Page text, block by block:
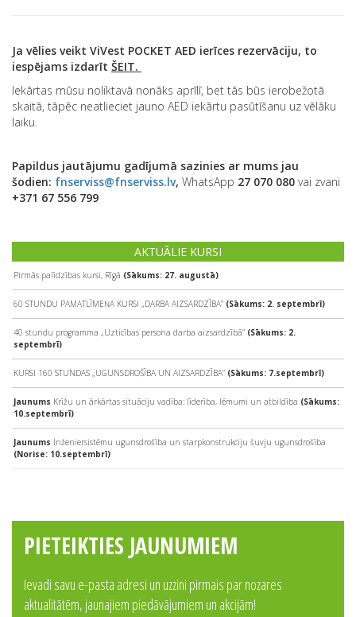
Ja vēlies veikt ViVest POCKET AED ierīces rezervāciju, to
iespējams izdarīt ŠEIT.
Iekārtas mūsu noliktavā nonāks aprīlī, bet tās būs ierobežotā
skaitā, tāpēc neatlieciet jauno AED iekārtu pasūtīšanu uz vēlāku
laiku.
Papildus jautājumu gadījumā sazinies ar mums jau
šodien: fnserviss@fnserviss.lv, WhatsApp 27 070 080 vai zvani
+371 67 556 799
AKTUĀLIE KURSI
Pirmās palīdzības kursi, Rīgā (Sākums: 27. augustā)
60 STUNDU PAMATLĪMEŅA KURSI „DARBA AIZSARDZĪBA” (Sākums: 2. septembrī)
40 stundu programma „Uzticības persona darba aizsardzībā” (Sākums: 2.
septembrī)
KURSI 160 STUNDAS „UGUNSDROŠĪBA UN AIZSARDZĪBA” (Sākums: 7.septembrī)
Jaunums Krīžu un ārkārtas situāciju vadība: līderība, lēmumi un atbildība (Sākums:
10.septembrī)
Jaunums Inženiersistēmu ugunsdrošība un starpkonstrukciju šuvju ugunsdrošība
(Norise: 10.septembrī)
PIETEIKTIES JAUNUMIEM
Ievadi savu e-pasta adresi un uzzini pirmais par nozares
aktualitātēm, jaunajiem piedāvājumiem un akcijām!